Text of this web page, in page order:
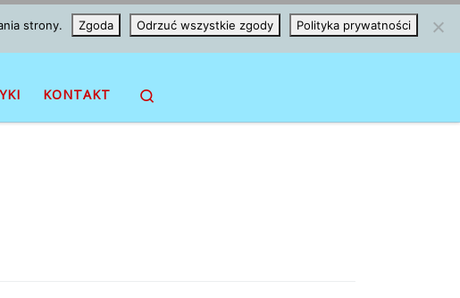
KONTAKT
strony. Zgoda Odrzuć wszystkie zgody Polityka prywatności